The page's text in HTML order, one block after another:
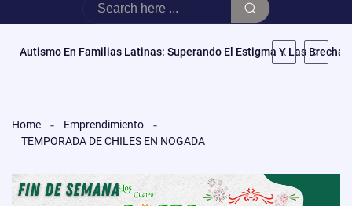
Autismo En Familias Latinas: Superando El Estigma Y Las Brechas
Home
Emprendimiento
TEMPORADA DE CHILES EN NOGADA